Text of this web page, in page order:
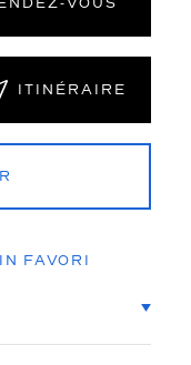
ITINÉRAIRE
FAVORI